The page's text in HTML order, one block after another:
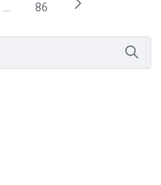
Páginas intermediárias Usar
Página
86